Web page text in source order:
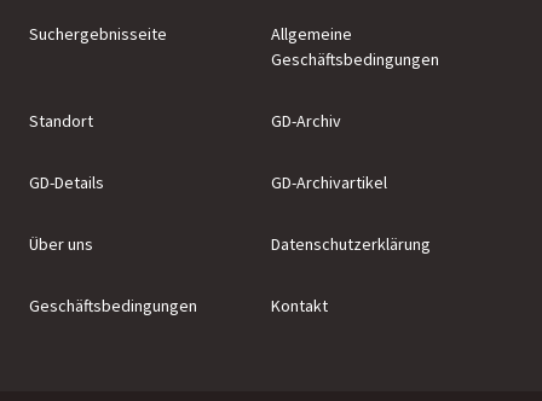
Suchergebnisseite
Allgemeine
Geschäftsbedingungen
Standort GD-Archiv
GD-Details GD-Archivartikel
Über uns Datenschutzerklärung
Geschäftsbedingungen Kontakt